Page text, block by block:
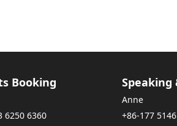
Booking
6250 6360
Speaking
Anne
+86-177